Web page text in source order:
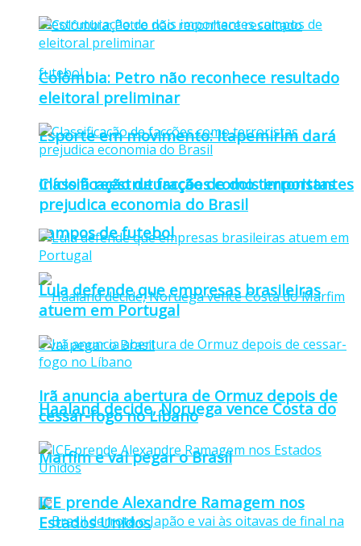
Esporte em movimento: Itapemirim dará
início à reestruturação de dois importantes
campos de futebol
Haaland decide, Noruega vence Costa do
Marfim e vai pegar o Brasil
Colômbia: Petro não reconhece resultado
eleitoral preliminar
Classificação de facções como terroristas
prejudica economia do Brasil
Lula defende que empresas brasileiras
atuem em Portugal
Irã anuncia abertura de Ormuz depois de
cessar-fogo no Líbano
ICE prende Alexandre Ramagem nos
Estados Unidos